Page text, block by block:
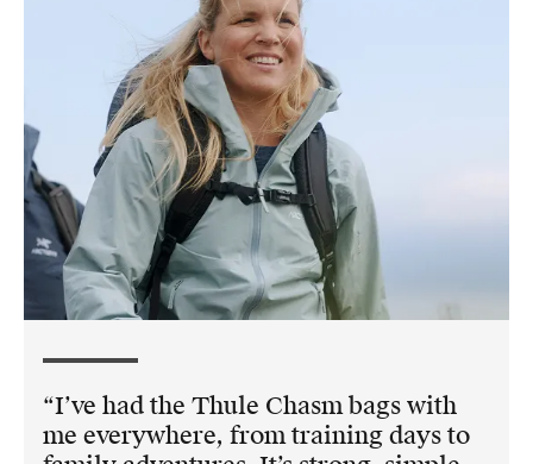
I’ve had the Thule Chasm bags with
me everywhere, from training days to